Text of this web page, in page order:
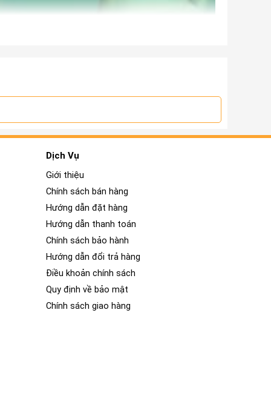
khiển, hệ thống âm thanh, điều hòa không khí, hệ
mỹ, sang trọng của 1 chiếc xe ô tô. Nếu bạn vào
biệt rõ rệt về nội thất của 2 chiếc xe ô tô đó. Nội
hình dáng khác nhau.
và tươi mới. Phim PPF (Paint Protection Film)
nội thất của Colorado. Lớp phim trong suốt này
thất luôn mới và sáng bóng dù xe hoạt động ở bất
Dịch Vụ
Giới thiệu
Chính sách bán hàng
Hướng dẫn đặt hàng
Hướng dẫn thanh toán
Chính sách bảo hành
Hướng dẫn đổi trả hàng
Điều khoản chính sách
Quy định về bảo mật
Chính sách giao hàng